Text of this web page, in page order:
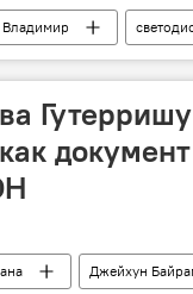
Владимир
Вагоны
Гутерришу
Джейхун